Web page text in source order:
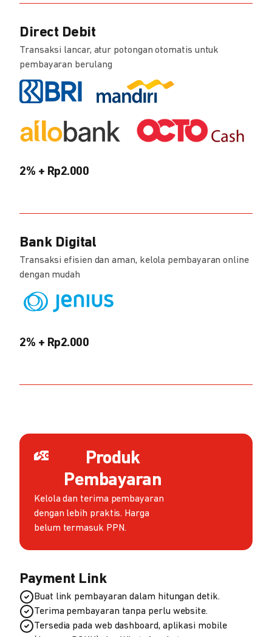
Direct Debit
Transaksi lancar, atur potongan otomatis untuk
pembayaran berulang
2% + Rp2.000
Bank Digital
Transaksi efisien dan aman, kelola pembayaran online
dengan mudah
2% + Rp2.000
Produk
Pembayaran
Kelola dan terima pembayaran
dengan lebih praktis. Harga
belum termasuk PPN.
Payment Link
Buat link pembayaran dalam hitungan detik.
Terima pembayaran tanpa perlu website.
Tersedia pada web dashboard, aplikasi mobile